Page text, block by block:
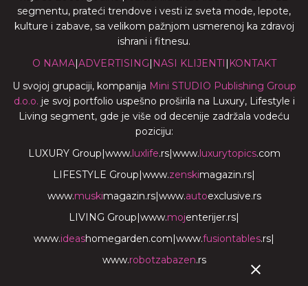
segmentu, prateći trendove i vesti iz sveta mode, lepote,
kulture i zabave, sa velikom pažnjom usmerenoj ka zdravoj
ishrani i fitnesu.
O NAMA|ADVERTISING| NASI KLIJENTI | KONTAKT
U svojoj grupaciji, kompanija Mini STUDIO Publishing Group
d.o.o. je svoj portfolio uspešno proširila na Luxury, Lifestyle i
Living segment, gde je više od decenije zadržala vodeću
poziciju:
LUXURY Group|www.luxlife.rs|www.luxurytopics.com
LIFESTYLE Group|www.zenskimagazin.rs|
www.muskimagazin.rs|www.autoexclusive.rs
LIVING Group|www.mojenterijer.rs|
www.ideashomegarden.com|www.fusiontables.rs|
www.robotzabazen.rs